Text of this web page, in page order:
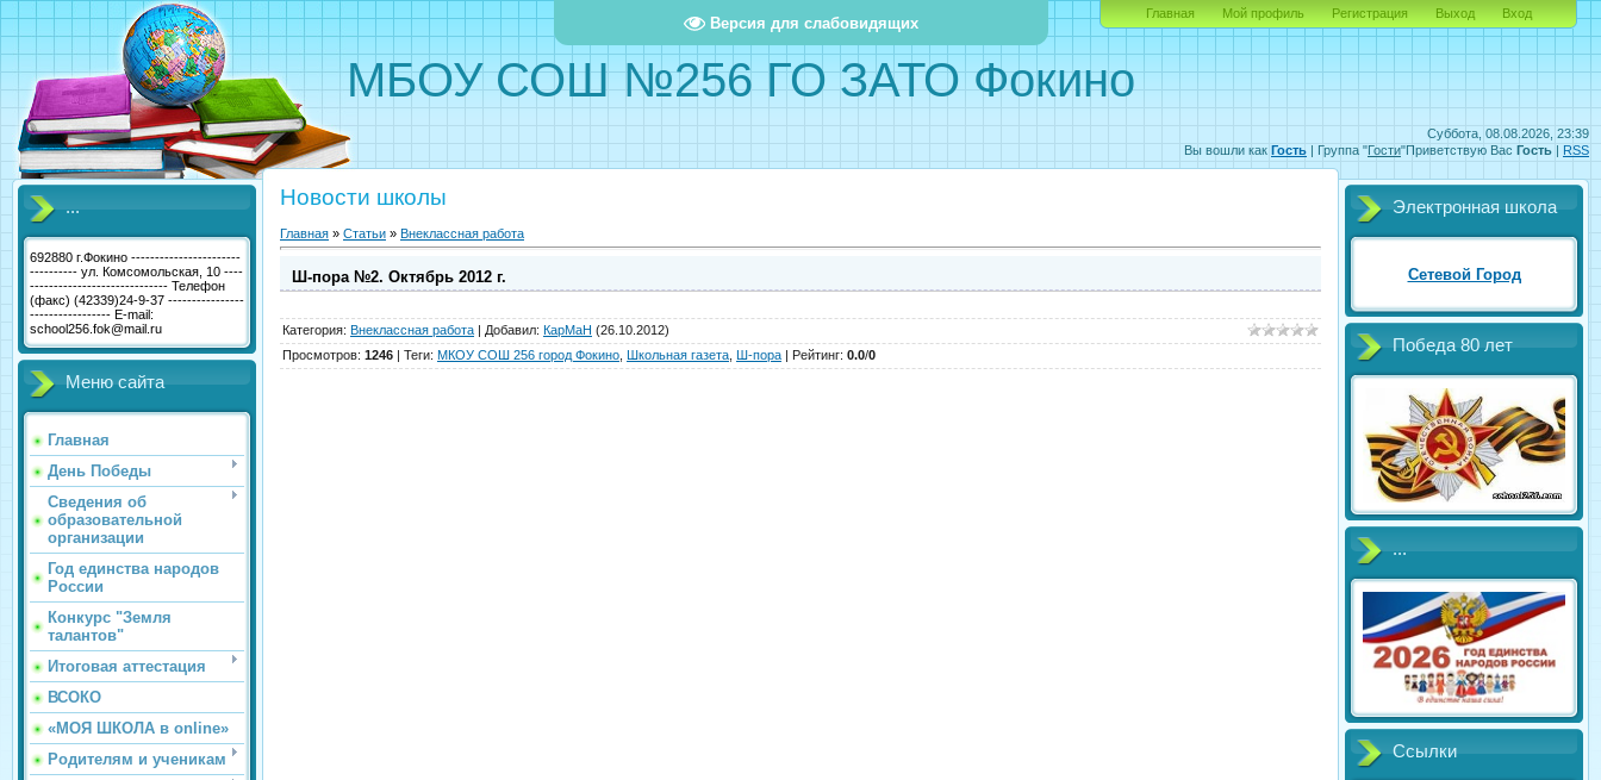
Версия для слабовидящих
Суббота, 08.08.2026, 23:39
Вы вошли как Гость | Группа "Гости"Приветствую Вас Гость | RSS
МБОУ СОШ №256 ГО ЗАТО Фокино
Главная Мой профиль Регистрация Выход Вход
...
692880 г.Фокино -----------------------
---------- ул. Комсомольская, 10 ----
----------------------------- Телефон
(факс) (42339)24-9-37 ----------------
----------------- E-mail:
school256.fok@mail.ru
Меню сайта
Главная
День Победы
Сведения об
образовательной
организации
Год единства народов
России
Конкурс "Земля
талантов"
Итоговая аттестация
ВСОКО
«МОЯ ШКОЛА в online»
Родителям и ученикам
Новости школы
Главная » Статьи » Внеклассная работа
Ш-пора №2. Октябрь 2012 г.
Категория: Внеклассная работа | Добавил: КарМаН (26.10.2012)
Просмотров: 1246 | Теги: МКОУ СОШ 256 город Фокино Школьная газета Ш-пора | Рейтинг: 0.0/0
Электронная школа
Сетевой Город
Победа 80 лет
...
Ссылки